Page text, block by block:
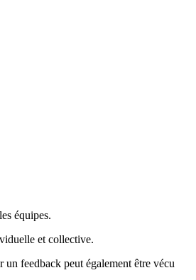
équipes.
et collective.
feedback peut également être vécu